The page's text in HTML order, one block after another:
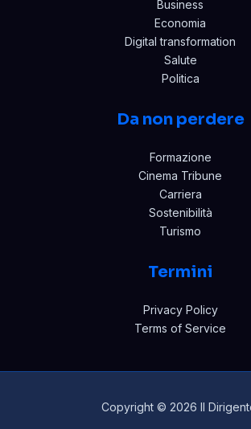
Business
Economia
Digital transformation
Salute
Politica
Da non perdere
Formazione
Cinema Tribune
Carriera
Sostenibilità
Turismo
Termini
Privacy Policy
Terms of Service
Copyright © 2026 Il